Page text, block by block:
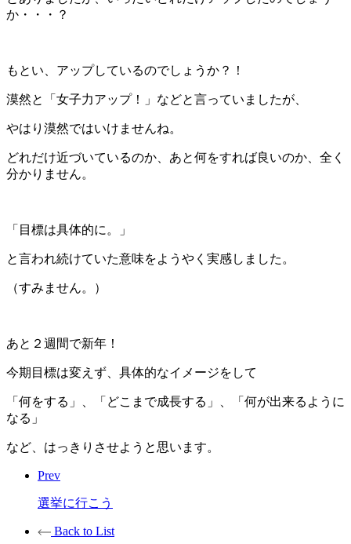
か・・・？
もとい、アップしているのでしょうか？！
漠然と「女子力アップ！」などと言っていましたが、
やはり漠然ではいけませんね。
どれだけ近づいているのか、あと何をすれば良いのか、全く
分かりません。
「目標は具体的に。」
と言われ続けていた意味をようやく実感しました。
（すみません。）
あと２週間で新年！
今期目標は変えず、具体的なイメージをして
「何をする」、「どこまで成長する」、「何が出来るように
なる」
など、はっきりさせようと思います。
Prev
選挙に行こう
Back to List